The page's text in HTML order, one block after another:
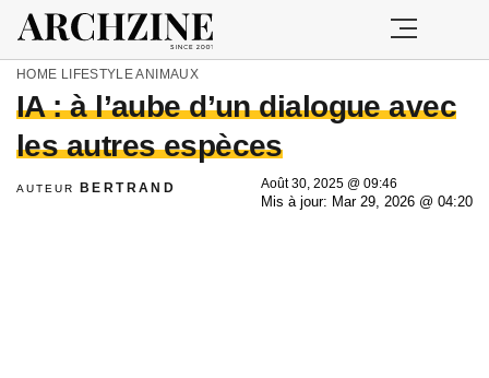
HOME LIFESTYLEANIMAUX
IA : à l’aube d’un dialogue avec
les autres espèces
AUTEUR BERTRAND
Août 30, 2025 @ 09:46
Mis à jour: Mar 29, 2026 @ 04:20